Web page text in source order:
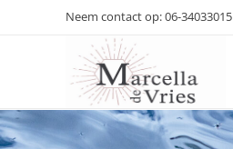
Neem contact op: 06-34033015